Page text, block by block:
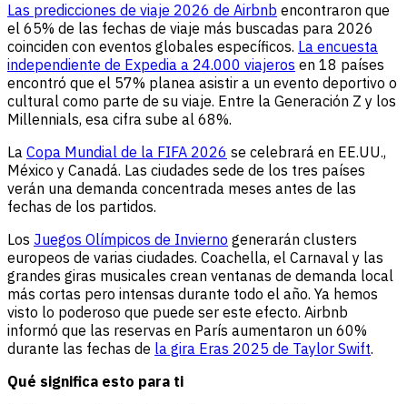
Las predicciones de viaje 2026 de Airbnb encontraron que
el 65% de las fechas de viaje más buscadas para 2026
coinciden con eventos globales específicos. La encuesta
independiente de Expedia a 24.000 viajeros en 18 países
encontró que el 57% planea asistir a un evento deportivo o
cultural como parte de su viaje. Entre la Generación Z y los
Millennials, esa cifra sube al 68%.
La Copa Mundial de la FIFA 2026 se celebrará en EE.UU.,
México y Canadá. Las ciudades sede de los tres países
verán una demanda concentrada meses antes de las
fechas de los partidos.
Los Juegos Olímpicos de Invierno generarán clusters
europeos de varias ciudades. Coachella, el Carnaval y las
grandes giras musicales crean ventanas de demanda local
más cortas pero intensas durante todo el año. Ya hemos
visto lo poderoso que puede ser este efecto. Airbnb
informó que las reservas en París aumentaron un 60%
durante las fechas de la gira Eras 2025 de Taylor Swift.
Qué significa esto para ti